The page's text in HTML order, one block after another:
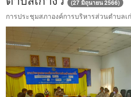
(27 มิถุนายน 2566)
การประชุมสภาองค์การบริหารส่วนตำบลเ